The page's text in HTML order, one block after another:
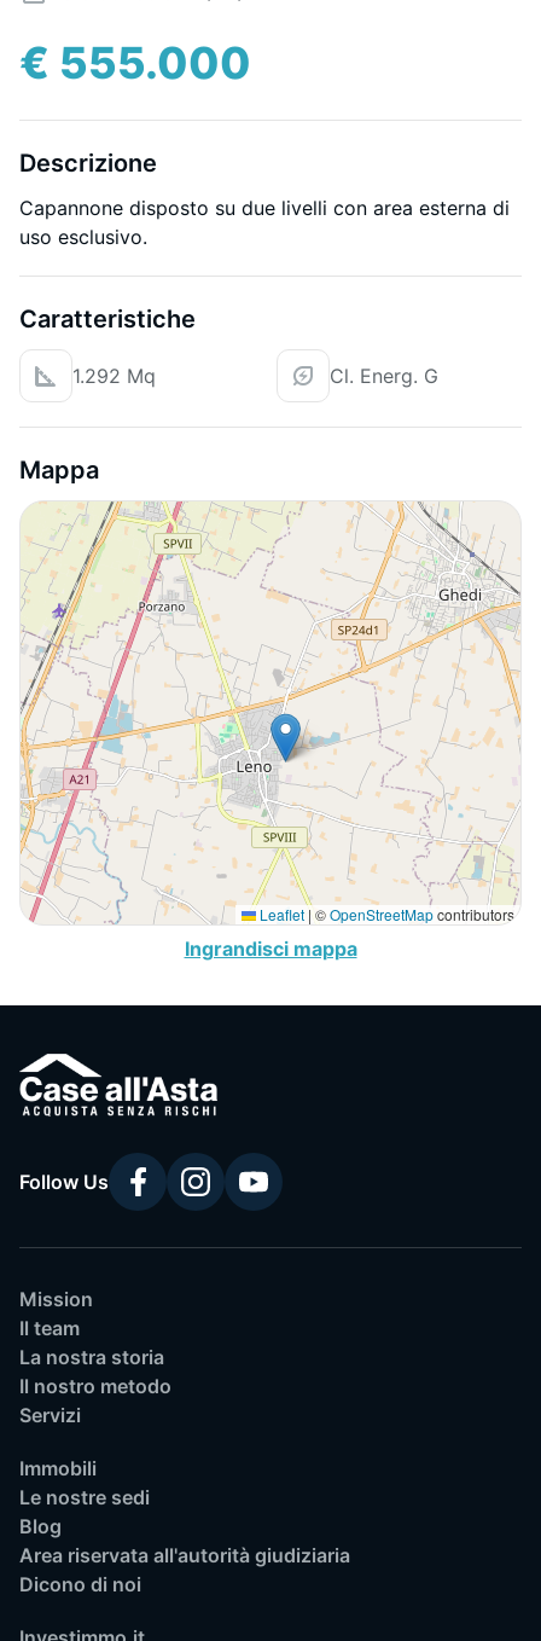
€ 555.000
Descrizione
Capannone disposto su due livelli con area esterna di
uso esclusivo.
Caratteristiche
1.292 Mq Cl. Energ. G
Mappa
Leaflet | ©OpenStreetMapcontributors
Ingrandisci mappa
Follow Us
Mission
Il team
La nostra storia
Il nostro metodo
Servizi
Immobili
Le nostre sedi
Blog
Area riservata all'autorità giudiziaria
Dicono di noi